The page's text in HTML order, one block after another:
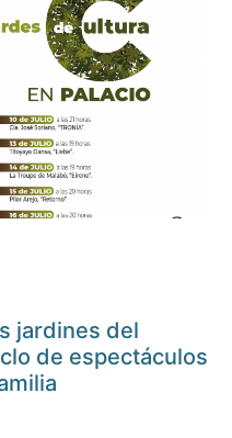
jardines del
de espectáculos